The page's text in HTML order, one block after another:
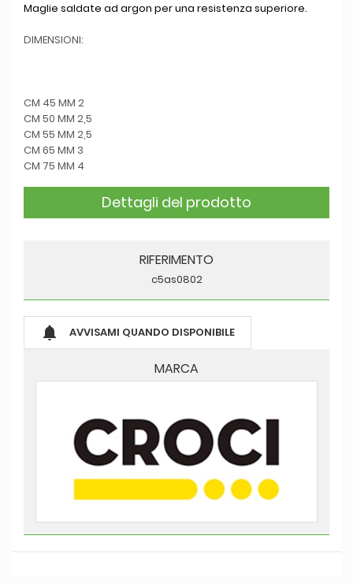
Maglie saldate ad argon per una resistenza superiore.
DIMENSIONI:
CM 45 MM 2
CM 50 MM 2,5
CM 55 MM 2,5
CM 65 MM 3
CM 75 MM 4
Dettagli del prodotto
RIFERIMENTO
c5as0802
 AVVISAMI QUANDO DISPONIBILE
MARCA